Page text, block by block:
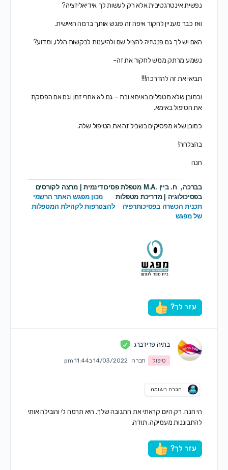
נפשית אינטרגטיבית אלא רק לעשות לך אידיאליזציה?
ואז כבר מעניין לחקור איפה זה פוגש אותך ברמה האישית.
האם יש לך גם פנטזיה להציל שם ולהיענות לבקשות הללו, ומדוע?
נשמע מרתק ממש לחקור את זה-
תביאי את זה להדרכה!!!
וכמובן שלא מטפלים באימא ובת – גם לא אחרי זמן וגם אם הפסקת
את הטיפול באימא.
כמובן שלא מפסיקים בשביל זה את הטיפול שלה.
בהצלחה!
חנה
בברכה, ח. ביין .M.A מטפלת פסיכודינמית |
מרצה לקורסים
בפסיכולוגיה | מדריכת מטפלות
מכון מפגש האתר הרשמי
תכנית הכשרה בפסיכותרפיה
להצטרפות לקהילת המטפלות
של מפגש
עזר לך?
בתיה פרידברג
טיפול חברה 14/03/2022 ב11:44 pm
חברה רשומה
הי חנה. רק היום קראתי את התגובה שלך. היא תרמה לי והובילה אותי
להתבוננות מעמיקה. תודה.
עזר לך?